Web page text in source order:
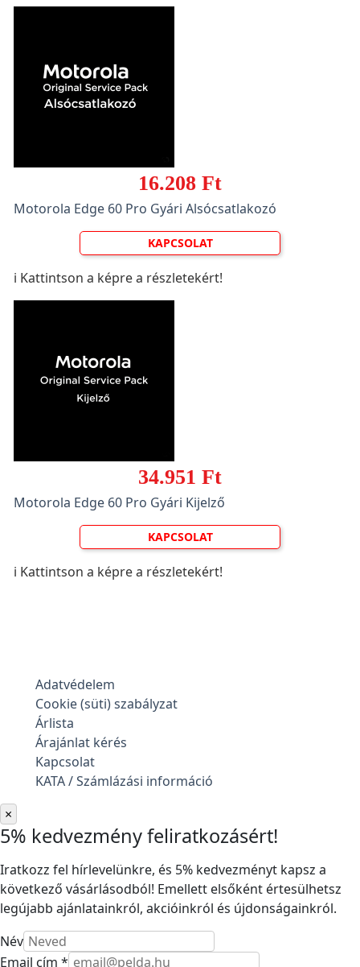
16.208 Ft
Motorola Edge 60 Pro Gyári Alsócsatlakozó
KAPCSOLAT
ℹ️ Kattintson a képre a részletekért!
34.951 Ft
Motorola Edge 60 Pro Gyári Kijelző
KAPCSOLAT
ℹ️ Kattintson a képre a részletekért!
Adatvédelem
Cookie (süti) szabályzat
Árlista
Árajánlat kérés
Kapcsolat
KATA / Számlázási információ
×
5% kedvezmény feliratkozásért!
Iratkozz fel hírlevelünkre, és 5% kedvezményt kapsz a
következő vásárlásodból! Emellett elsőként értesülhetsz
legújabb ajánlatainkról, akcióinkról és újdonságainkról.
Név
Email cím *